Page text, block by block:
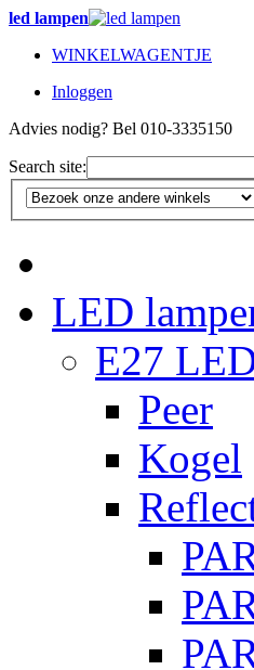
led lampen
WINKELWAGENTJE
Inloggen
Advies nodig? Bel 010-3335150
Search site:
LED
E27
Peer
Kogel